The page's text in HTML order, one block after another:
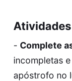
- Complete
incompletas
apóstrofo no